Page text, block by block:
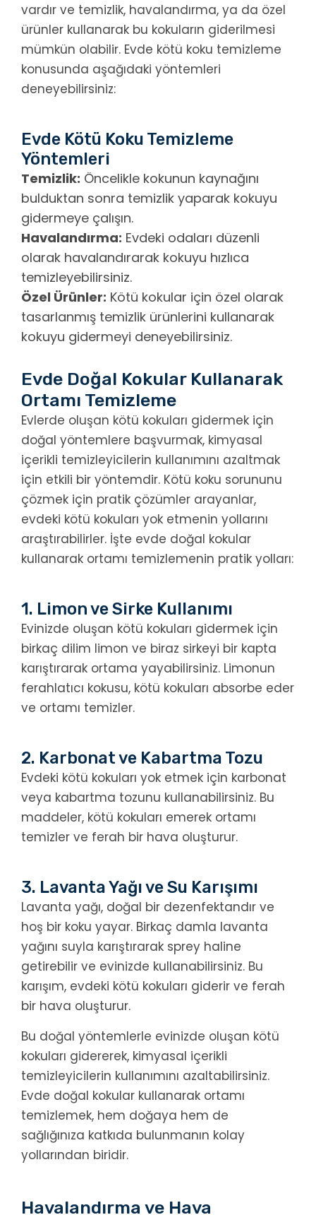
vardır ve temizlik, havalandırma, ya da özel
ürünler kullanarak bu kokuların giderilmesi
mümkün olabilir. Evde kötü koku temizleme
konusunda aşağıdaki yöntemleri
deneyebilirsiniz:
Evde Kötü Koku Temizleme
Yöntemleri
Temizlik: Öncelikle kokunun kaynağını
bulduktan sonra temizlik yaparak kokuyu
gidermeye çalışın.
Havalandırma: Evdeki odaları düzenli
olarak havalandırarak kokuyu hızlıca
temizleyebilirsiniz.
Özel Ürünler: Kötü kokular için özel olarak
tasarlanmış temizlik ürünlerini kullanarak
kokuyu gidermeyi deneyebilirsiniz.
Evde Doğal Kokular Kullanarak
Ortamı Temizleme
Evlerde oluşan kötü kokuları gidermek için
doğal yöntemlere başvurmak, kimyasal
içerikli temizleyicilerin kullanımını azaltmak
için etkili bir yöntemdir. Kötü koku sorununu
çözmek için pratik çözümler arayanlar,
evdeki kötü kokuları yok etmenin yollarını
araştırabilirler. İşte evde doğal kokular
kullanarak ortamı temizlemenin pratik yolları:
1. Limon ve Sirke Kullanımı
Evinizde oluşan kötü kokuları gidermek için
birkaç dilim limon ve biraz sirkeyi bir kapta
karıştırarak ortama yayabilirsiniz. Limonun
ferahlatıcı kokusu, kötü kokuları absorbe eder
ve ortamı temizler.
2. Karbonat ve Kabartma Tozu
Evdeki kötü kokuları yok etmek için karbonat
veya kabartma tozunu kullanabilirsiniz. Bu
maddeler, kötü kokuları emerek ortamı
temizler ve ferah bir hava oluşturur.
3. Lavanta Yağı ve Su Karışımı
Lavanta yağı, doğal bir dezenfektandır ve
hoş bir koku yayar. Birkaç damla lavanta
yağını suyla karıştırarak sprey haline
getirebilir ve evinizde kullanabilirsiniz. Bu
karışım, evdeki kötü kokuları giderir ve ferah
bir hava oluşturur.
Bu doğal yöntemlerle evinizde oluşan kötü
kokuları gidererek, kimyasal içerikli
temizleyicilerin kullanımını azaltabilirsiniz.
Evde doğal kokular kullanarak ortamı
temizlemek, hem doğaya hem de
sağlığınıza katkıda bulunmanın kolay
yollarından biridir.
Havalandırma ve Hava